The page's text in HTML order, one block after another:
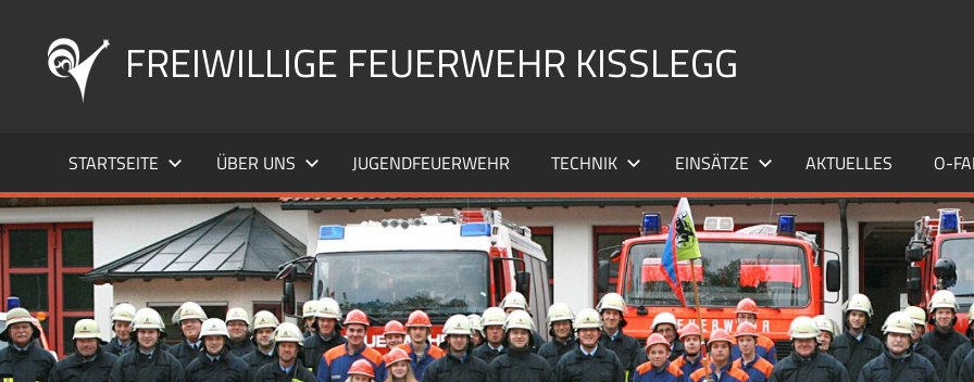
springen
FREIWILLIGE FEUERWEHR KISSLEGG
STARTSEITE ÜBER UNS JUGENDFEUERWEHR TECHNIK EINSÄTZE AKTUELLES O-